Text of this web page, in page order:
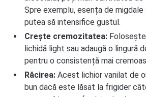
Spre exemplu, esența de
putea să intensifice gustul.
Crește cremozitatea:
lichidă light sau adaugă o lingură
pentru o consistență mai
Răcirea: Acest lichior vanilat de
bun dacă este lăsat la frigider